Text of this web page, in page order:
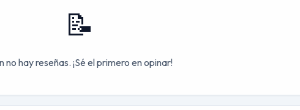
📝
no hay reseñas. ¡Sé el primero en opinar!